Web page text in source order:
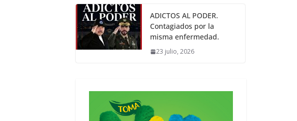
ADICTOS AL PODER.
Contagiados por la
misma enfermedad.
23 julio, 2026